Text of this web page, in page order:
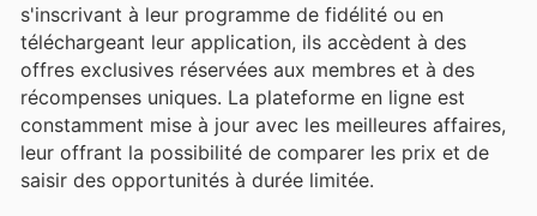
s'inscrivant à leur programme de fidélité ou en
téléchargeant leur application, ils accèdent à des
offres exclusives réservées aux membres et à des
récompenses uniques. La plateforme en ligne est
constamment mise à jour avec les meilleures affaires,
leur offrant la possibilité de comparer les prix et de
saisir des opportunités à durée limitée.